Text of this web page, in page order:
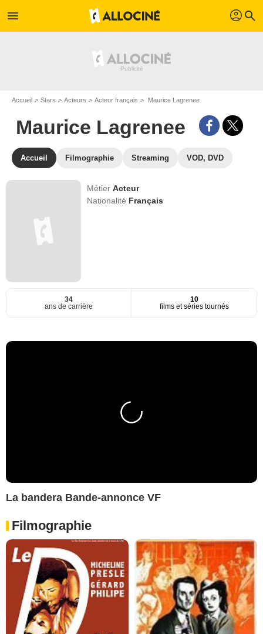
menu profil search
Accueil Stars Acteurs Acteur français Maurice Lagrenee
Maurice Lagrenee
Accueil Filmographie Streaming VOD, DVD
MétierActeur
Nationalité Français
34
ans de carrière
10
films et séries tournés
La bandera Bande-annonce VF
Filmographie